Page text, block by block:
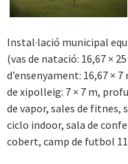
Instal·lació municipal
(vas de natació: 16,67 ×
d’ensenyament: 16,67 ×
de xipolleig: 7 × 7 m,
de vapor, sales de fitnes,
ciclo indoor, sala de
cobert, camp de futbol